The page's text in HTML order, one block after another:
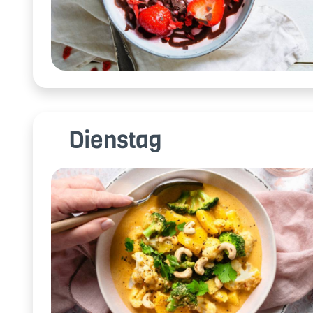
Dienstag